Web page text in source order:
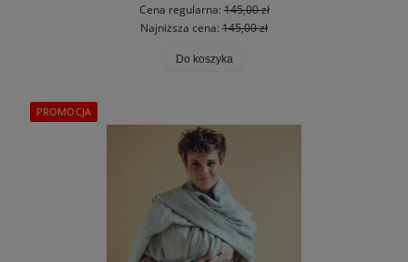
Cena regularna:145,00 zł
Najniższa cena: 145,00 zł
Do koszyka
PROMOCJA